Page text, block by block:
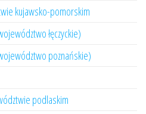
kujawsko-pomorskim
łęczyckie)
poznańskie)
podlaskim